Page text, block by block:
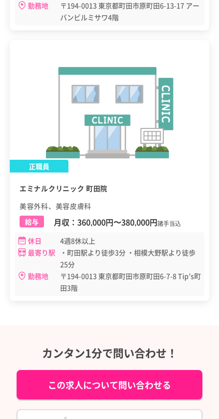
勤務地
〒194-0013 東京都町田市原町田6-13-17 アー
バンビルミサワ4階
正職員
エミナルクリニック 町田院
美容外科、美容皮膚科
給与
月収： 360,000円〜380,000円諸手当込
休日
4週8休以上
最寄り駅
・町田駅より徒歩3分 ・相模大野駅より徒歩
25分
勤務地
〒194-0013 東京都町田市原町田6-7-8 Tip’s町
田3階
カンタン1分で問い合わせ！
この求人について問い合わせる